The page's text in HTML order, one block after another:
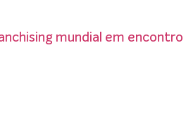
mundial em encontro